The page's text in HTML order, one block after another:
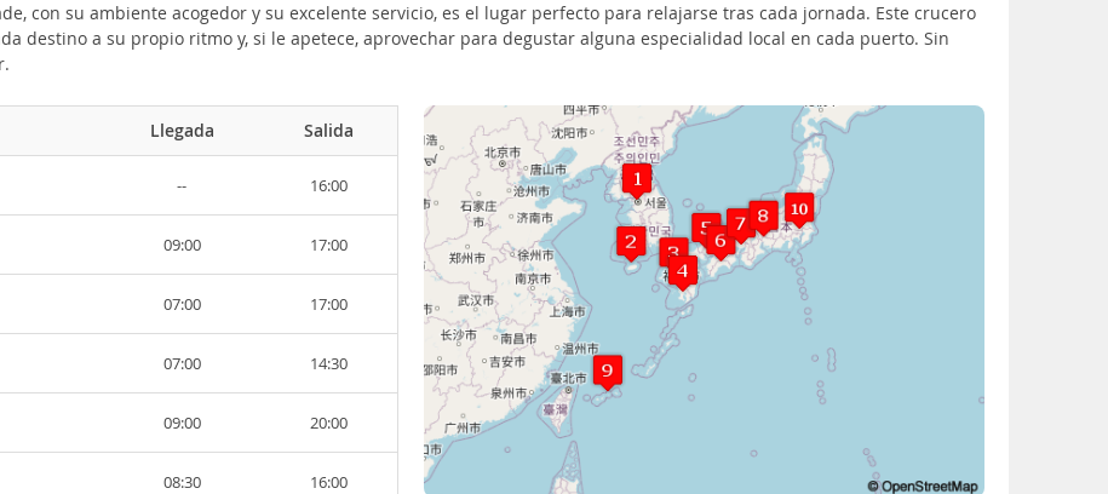
con su ambiente acogedor y su excelente servicio, es el lugar perfecto para relajarse tras cada jornada. Este crucero
destino a su propio ritmo y, si le apetece, aprovechar para degustar alguna especialidad local en cada puerto. Sin
Llegada Salida
-- 16:00
09:00 17:00
07:00 17:00
07:00 14:30
09:00 20:00
08:30 16:00